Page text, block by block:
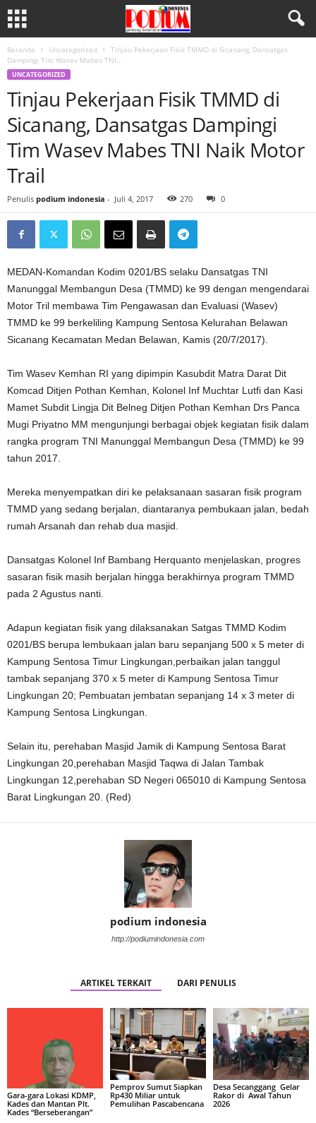
Beranda Uncategorized
Tinjau Pekerjaan Fisik TMMD di Sicanang, Dansatgas
Dampingi Tim Wasev Mabes TNI...
UNCATEGORIZED
Tinjau Pekerjaan Fisik TMMD di
Sicanang, Dansatgas Dampingi
Tim Wasev Mabes TNI Naik Motor
Trail
Penulis podium indonesia - Juli 4, 2017 270 0
MEDAN-Komandan Kodim 0201/BS selaku Dansatgas TNI
Manunggal Membangun Desa (TMMD) ke 99 dengan mengendarai
Motor Tril membawa Tim Pengawasan dan Evaluasi (Wasev)
TMMD ke 99 berkeliling Kampung Sentosa Kelurahan Belawan
Sicanang Kecamatan Medan Belawan, Kamis (20/7/2017).
Tim Wasev Kemhan RI yang dipimpin Kasubdit Matra Darat Dit
Komcad Ditjen Pothan Kemhan, Kolonel Inf Muchtar Lutfi dan Kasi
Mamet Subdit Lingja Dit Belneg Ditjen Pothan Kemhan Drs Panca
Mugi Priyatno MM mengunjungi berbagai objek kegiatan fisik dalam
rangka program TNI Manunggal Membangun Desa (TMMD) ke 99
tahun 2017.
Mereka menyempatkan diri ke pelaksanaan sasaran fisik program
TMMD yang sedang berjalan, diantaranya pembukaan jalan, bedah
rumah Arsanah dan rehab dua masjid.
Dansatgas Kolonel Inf Bambang Herquanto menjelaskan, progres
sasaran fisik masih berjalan hingga berakhirnya program TMMD
pada 2 Agustus nanti.
Adapun kegiatan fisik yang dilaksanakan Satgas TMMD Kodim
0201/BS berupa lembukaan jalan baru sepanjang 500 x 5 meter di
Kampung Sentosa Timur Lingkungan,perbaikan jalan tanggul
tambak sepanjang 370 x 5 meter di Kampung Sentosa Timur
Lingkungan 20; Pembuatan jembatan sepanjang 14 x 3 meter di
Kampung Sentosa Lingkungan.
Selain itu, perehaban Masjid Jamik di Kampung Sentosa Barat
Lingkungan 20,perehaban Masjid Taqwa di Jalan Tambak
Lingkungan 12,perehaban SD Negeri 065010 di Kampung Sentosa
Barat Lingkungan 20. (Red)
podium indonesia
http://podiumindonesia.com
ARTIKEL TERKAIT DARI PENULIS
Gara-gara Lokasi KDMP,
Kades dan Mantan Plt.
Kades “Berseberangan”
Pemprov Sumut Siapkan
Rp430 Miliar untuk
Pemulihan Pascabencana
Desa Secanggang Gelar
Rakor di Awal Tahun
2026